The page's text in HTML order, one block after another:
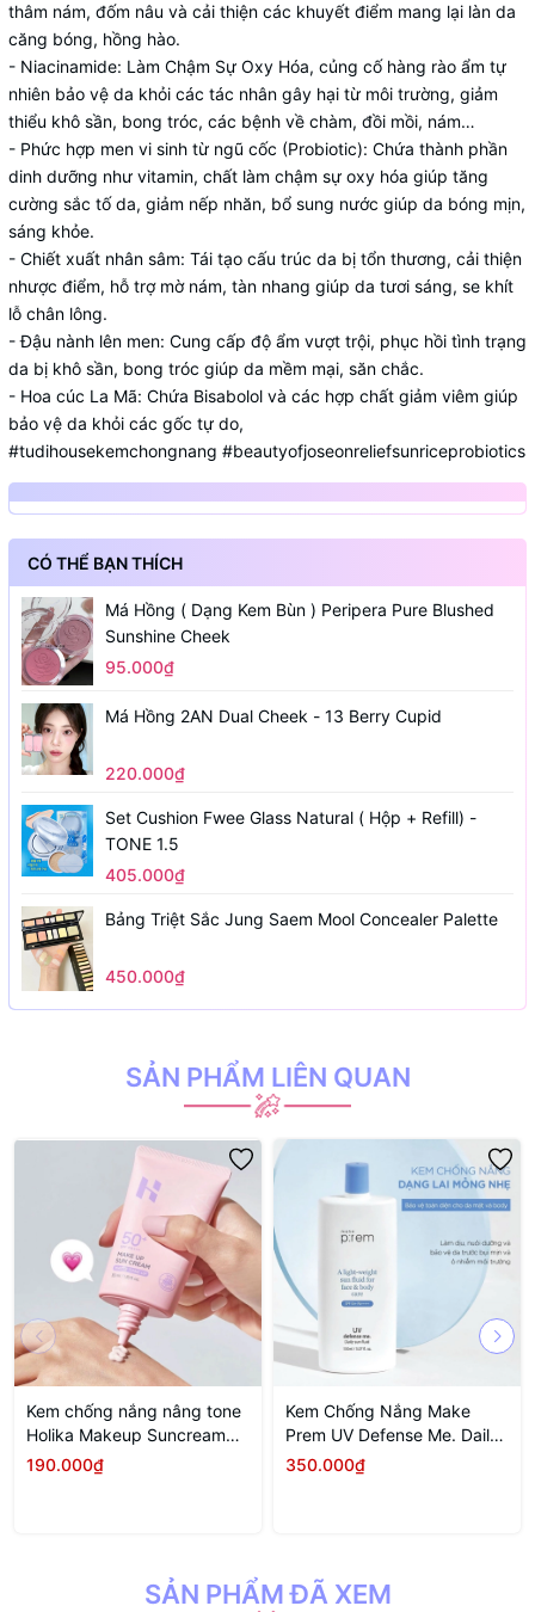
thâm nám, đốm nâu và cải thiện các khuyết điểm mang lại làn da
căng bóng, hồng hào.
- Niacinamide: Làm Chậm Sự Oxy Hóa, củng cố hàng rào ẩm tự
nhiên bảo vệ da khỏi các tác nhân gây hại từ môi trường, giảm
thiểu khô sần, bong tróc, các bệnh về chàm, đồi mồi, nám…
- Phức hợp men vi sinh từ ngũ cốc (Probiotic): Chứa thành phần
dinh dưỡng như vitamin, chất làm chậm sự oxy hóa giúp tăng
cường sắc tố da, giảm nếp nhăn, bổ sung nước giúp da bóng mịn,
sáng khỏe.
- Chiết xuất nhân sâm: Tái tạo cấu trúc da bị tổn thương, cải thiện
nhược điểm, hỗ trợ mờ nám, tàn nhang giúp da tươi sáng, se khít
lỗ chân lông.
- Đậu nành lên men: Cung cấp độ ẩm vượt trội, phục hồi tình trạng
da bị khô sần, bong tróc giúp da mềm mại, săn chắc.
- Hoa cúc La Mã: Chứa Bisabolol và các hợp chất giảm viêm giúp
bảo vệ da khỏi các gốc tự do,
#tudihousekemchongnang #beautyofjoseonreliefsunriceprobiotics
CÓ THỂ BẠN THÍCH
Má Hồng ( Dạng Kem Bùn ) Peripera Pure Blushed
Sunshine Cheek
95.000₫
Má Hồng 2AN Dual Cheek - 13 Berry Cupid
220.000₫
Set Cushion Fwee Glass Natural ( Hộp + Refill) -
TONE 1.5
405.000₫
Bảng Triệt Sắc Jung Saem Mool Concealer Palette
450.000₫
SẢN PHẨM LIÊN QUAN
Kem chống nắng nâng tone
Holika Makeup Suncream
Matte Tone Up SPF50+
190.000₫
Kem Chống Nắng Make
Prem UV Defense Me. Daily
Sun Fluid Mỏng Nhẹ
350.000₫
SẢN PHẨM ĐÃ XEM